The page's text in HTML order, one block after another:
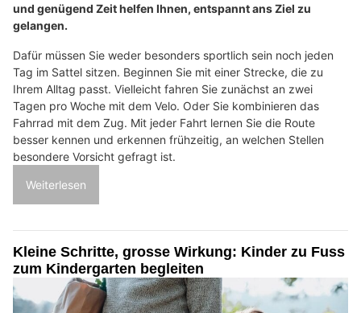
und genügend Zeit helfen Ihnen, entspannt ans Ziel zu
gelangen.
Dafür müssen Sie weder besonders sportlich sein noch jeden
Tag im Sattel sitzen. Beginnen Sie mit einer Strecke, die zu
Ihrem Alltag passt. Vielleicht fahren Sie zunächst an zwei
Tagen pro Woche mit dem Velo. Oder Sie kombinieren das
Fahrrad mit dem Zug. Mit jeder Fahrt lernen Sie die Route
besser kennen und erkennen frühzeitig, an welchen Stellen
besondere Vorsicht gefragt ist.
Weiterlesen
Kleine Schritte, grosse Wirkung: Kinder zu Fuss
zum Kindergarten begleiten